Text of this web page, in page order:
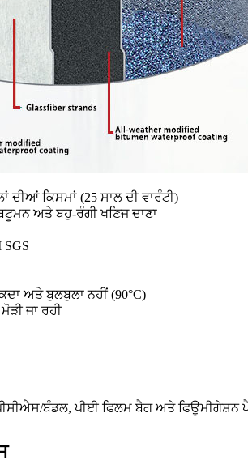
ਕਿਸਮਾਂ (25 ਸਾਲ ਦੀ ਵਾਰੰਟੀ)
ਅਤੇ ਬਹੁ-ਰੰਗੀ ਖਣਿਜ ਦਾਣਾ
SGS
ਅਤੇ ਬੁਲਬੁਲਾ ਨਹੀਂ (90°C)
ਜਾ ਰਹੀ
ਬੰਡਲ, ਪੀਈ ਫਿਲਮ ਬੈਗ ਅਤੇ ਫਿਊਮੀਗੇਸ਼ਨ